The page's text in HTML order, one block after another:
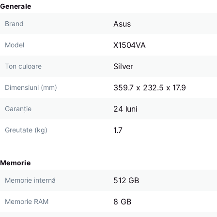
Generale
Brand Asus
Model X1504VA
Ton culoare Silver
Dimensiuni (mm) 359.7 x 232.5 x 17.9
Garanție 24 luni
Greutate (kg) 1.7
Memorie
Memorie internă 512 GB
Memorie RAM 8 GB